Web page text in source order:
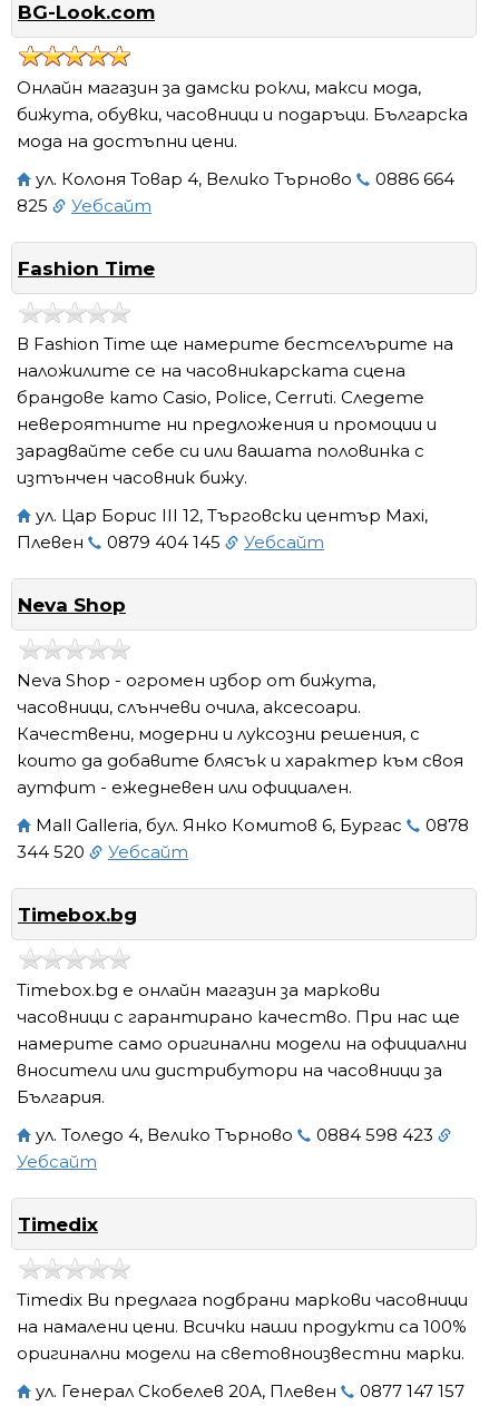
BG-Look.com
Онлайн магазин за дамски рокли, макси мода,
бижута, обувки, часовници и подаръци. Българска
мода на достъпни цени.
ул. Колоня Товар 4, Велико Търново
0886 664
825
Уебсайт
Fashion Time
В Fashion Time ще намерите бестселърите на
наложилите се на часовникарската сцена
брандове като Casio, Police, Cerruti. Следете
невероятните ни предложения и промоции и
зарадвайте себе си или вашата половинка с
изтънчен часовник бижу.
ул. Цар Борис III 12, Търговски център Maxi,
Плевен
0879 404 145 Уебсайт
Neva Shop
Neva Shop - огромен избор от бижута,
часовници, слънчеви очила, аксесоари.
Качествени, модерни и луксозни решения, с
които да добавите блясък и характер към своя
аутфит - ежедневен или официален.
Mall Galleria, бул. Янко Комитов 6, Бургас
0878
344 520
Уебсайт
Timebox.bg
Timebox.bg е онлайн магазин за маркови
часовници с гарантирано качество. При нас ще
намерите само оригинални модели на официални
вносители или дистрибутори на часовници за
България.
ул. Толедо 4, Велико Търново
0884 598 423
Уебсайт
Timedix
Timedix Ви предлага подбрани маркови часовници
на намалени цени. Всички наши продукти са 100%
оригинални модели на световноизвестни марки.
ул. Генерал Скобелев 20А, Плевен
0877 147 157